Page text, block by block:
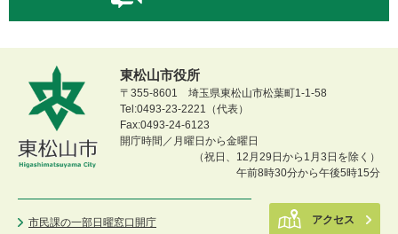
東松山市役所
〒355-8601 埼玉県東松山市松葉町1-1-58
Tel:0493-23-2221（代表）
Fax:0493-24-6123
開庁時間／月曜日から金曜日
（祝日、12月29日から1月3日を除く）
午前8時30分から午後5時15分
市民課の一部日曜窓口開庁 アクセス